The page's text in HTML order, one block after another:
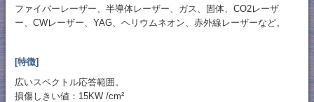
ファイバーレーザー、半導体レーザー、ガス、固体、CO2レーザ
ー、CWレーザー、YAG、ヘリウムネオン、赤外線レーザーなど。
[特徴]
広いスペクトル応答範囲。
損傷しきい値：15KW /cm²